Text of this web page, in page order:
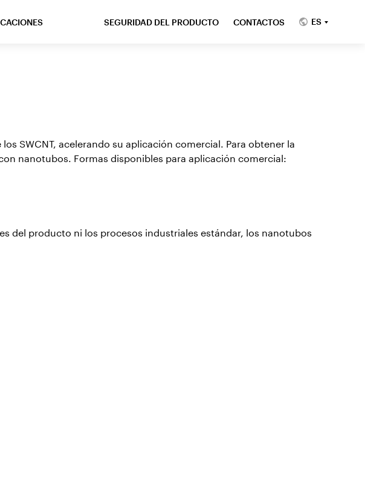
SEGURIDAD DEL PRODUCTO CONTACTOS ES
SWCNT, acelerando su aplicación comercial. Para obtener la
nanotubos. Formas disponibles para aplicación comercial:
del producto ni los procesos industriales estándar, los nanotubos